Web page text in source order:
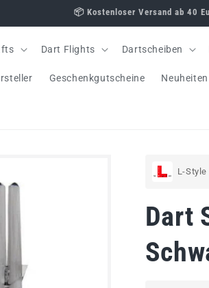
Dart Flights Dartscheiben
Geschenkgutscheine
L-Style
Dart